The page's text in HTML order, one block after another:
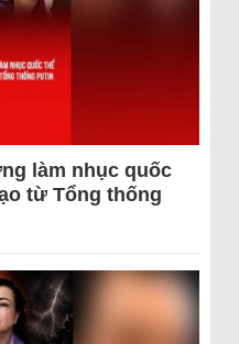
làm nhục quốc
từ Tổng thống